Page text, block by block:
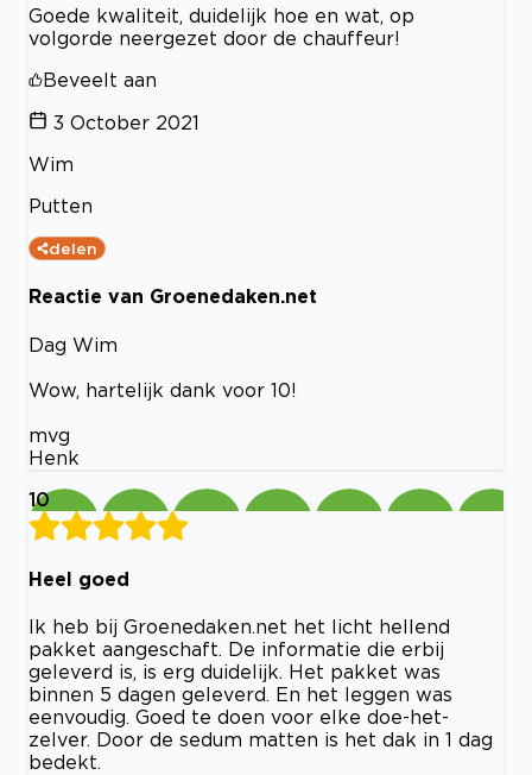
Goede kwaliteit, duidelijk hoe en wat, op
volgorde neergezet door de chauffeur!
Beveelt aan
3 October 2021
Wim
Putten
delen
Reactie van Groenedaken.net
Dag Wim
Wow, hartelijk dank voor 10!
mvg
Henk
10
Heel goed
Ik heb bij Groenedaken.net het licht hellend
pakket aangeschaft. De informatie die erbij
geleverd is, is erg duidelijk. Het pakket was
binnen 5 dagen geleverd. En het leggen was
eenvoudig. Goed te doen voor elke doe-het-
zelver. Door de sedum matten is het dak in 1 dag
bedekt.